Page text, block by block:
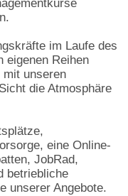
im Laufe des
eigenen Reihen
mit unseren
die Atmosphäre
eine Online-
JobRad,
betriebliche
unserer Angebote.